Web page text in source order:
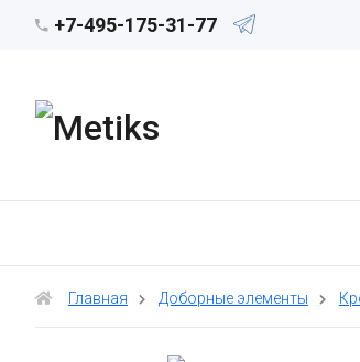
+7-495-175-31-77
Главная Доборные элементы